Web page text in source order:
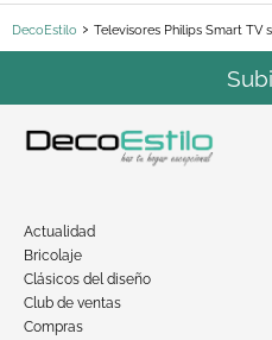
DecoEstilo Televisores Philips Smart TV
Actualidad
Bricolaje
Clásicos del diseño
Club de ventas
Compras